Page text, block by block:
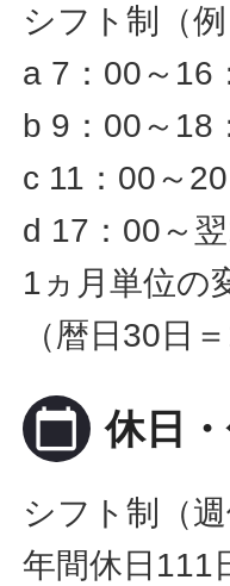
シフト制（例
a 7：00～16
b 9：00～18
c 11：00～
d 17：00～
1ヵ月単位の
（暦日30日
calendar_today 休日
シフト制（週
年間休日111